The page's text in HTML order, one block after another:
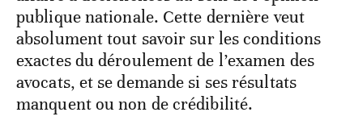
publique nationale. Cette dernière veut
absolument tout savoir sur les conditions
exactes du déroulement de l’examen des
avocats, et se demande si ses résultats
manquent ou non de crédibilité.